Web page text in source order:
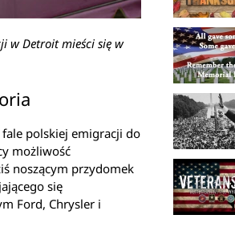
w Detroit mieści się w
polskiej emigracji do
możliwość
noszącym przydomek
się
Ford, Chrysler i